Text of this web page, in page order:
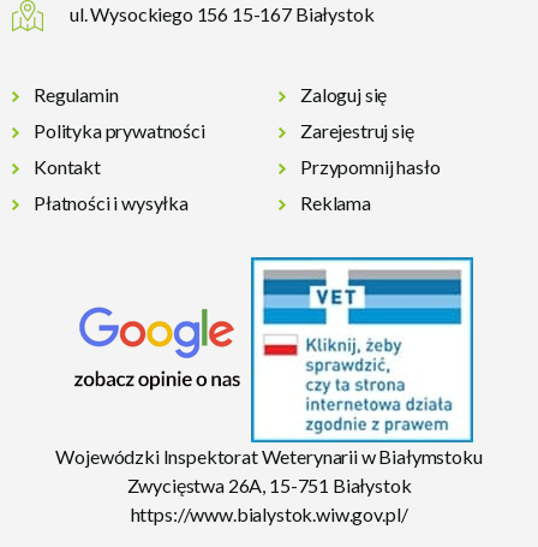
ul. Wysockiego 156 15-167 Białystok
Regulamin
Polityka prywatności
Kontakt
Płatności i wysyłka
Zaloguj się
Zarejestruj się
Przypomnij hasło
Reklama
Wojewódzki Inspektorat Weterynarii w Białymstoku
Zwycięstwa 26A, 15-751 Białystok
https://www.bialystok.wiw.gov.pl/